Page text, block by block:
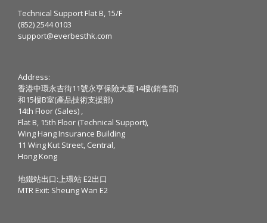
Technical Support Flat B, 15/F
(852) 2544 0103
support@everbesthk.com
Address:
香港中環永吉街11號永亨保險大廈14樓(銷售部)
和15樓B室(產品技術支援部)
14th Floor (Sales) ,
Flat B, 15th Floor (Technical Support),
Wing Hang Insurance Building
11 Wing Kut Street, Central,
Hong Kong
地鐵站出口:上環站 E2出口
MTR Exit: Sheung Wan E2